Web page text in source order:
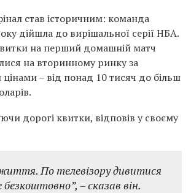
став історичним: команда
дійшла до вирішальної серії НБА.
на перший домашній матч
на вторинному ринку за
– від понад 10 тисяч до більш
дорогі квитки, відповів у своєму
По телевізору дивитися
– сказав він.